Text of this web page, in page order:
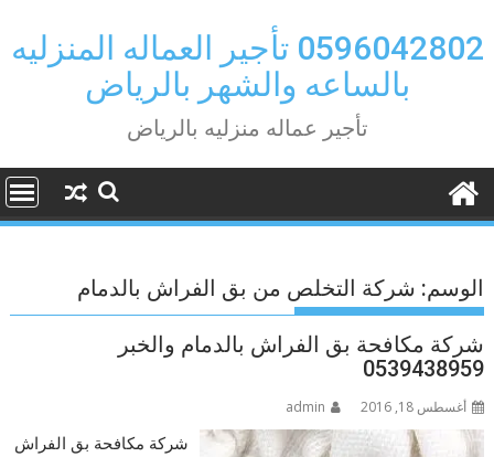
to
content
0596042802 تأجير العماله المنزليه
بالساعه والشهر بالرياض
تأجير عماله منزليه بالرياض
الوسم: شركة التخلص من بق الفراش بالدمام
شركة مكافحة بق الفراش بالدمام والخبر
0539438959
أغسطس 18, 2016 admin
شركة مكافحة بق الفراش